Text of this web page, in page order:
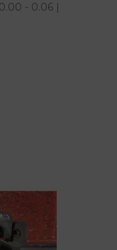
- 0.06 |